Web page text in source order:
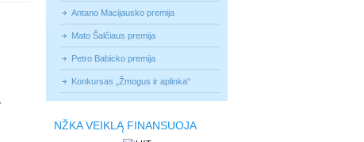
Antano Macijausko premija
Mato Šalčiaus premija
Petro Babicko premija
Konkursas „Žmogus ir aplinka“
NŽKA VEIKLĄ FINANSUOJA